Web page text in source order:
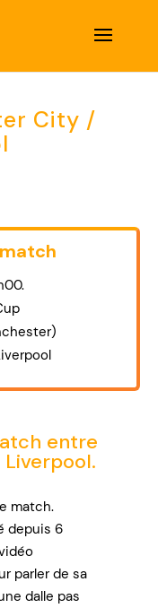
City /
entre
match.
depuis 6
parler de sa
dalle pas